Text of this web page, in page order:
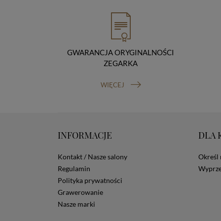
GWARANCJA ORYGINALNOŚCI
ZEGARKA
WIĘCEJ
INFORMACJE
Kontakt / Nasze salony
Regulamin
Polityka prywatności
Grawerowanie
Nasze marki
DLA
Określ